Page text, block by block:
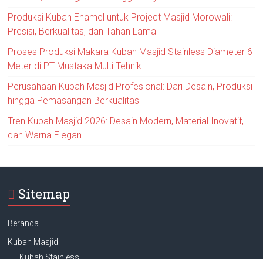
Produksi Kubah Enamel untuk Project Masjid Morowali:
Presisi, Berkualitas, dan Tahan Lama
Proses Produksi Makara Kubah Masjid Stainless Diameter 6
Meter di PT Mustaka Multi Tehnik
Perusahaan Kubah Masjid Profesional: Dari Desain, Produksi
hingga Pemasangan Berkualitas
Tren Kubah Masjid 2026: Desain Modern, Material Inovatif,
dan Warna Elegan
Sitemap
Beranda
Kubah Masjid